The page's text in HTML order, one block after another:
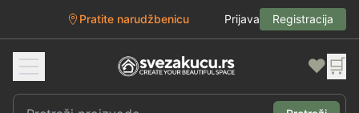
Pratite narudžbenicu Prijava Registracija
❤️ 🛒